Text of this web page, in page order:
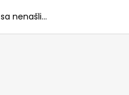
sa nenašli...